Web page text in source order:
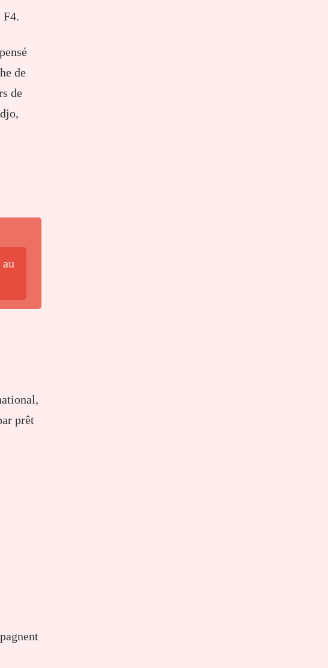
F4.
de
de
prêt